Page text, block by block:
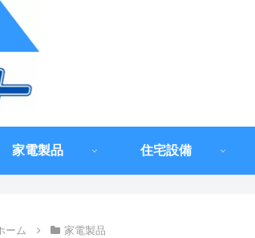
家電製品 住宅設備
ーム 家電製品